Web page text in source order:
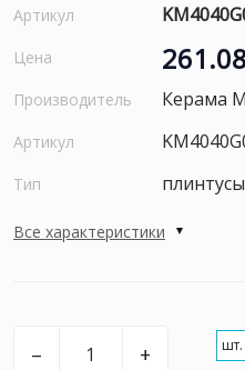
Артикул
Цена
Производитель Керама
Артикул
Тип плинтусы
Все характеристики
– + шт.